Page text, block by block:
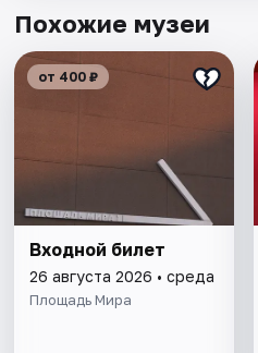
Похожие музеи
от 400 ₽
Входной билет
26 августа 2026 • среда
Площадь Мира